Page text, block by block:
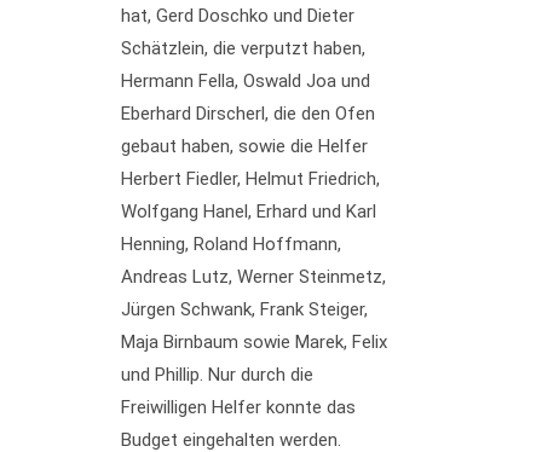
hat, Gerd Doschko und Dieter
Schätzlein, die verputzt haben,
Hermann Fella, Oswald Joa und
Eberhard Dirscherl, die den Ofen
gebaut haben, sowie die Helfer
Herbert Fiedler, Helmut Friedrich,
Wolfgang Hanel, Erhard und Karl
Henning, Roland Hoffmann,
Andreas Lutz, Werner Steinmetz,
Jürgen Schwank, Frank Steiger,
Maja Birnbaum sowie Marek, Felix
und Phillip. Nur durch die
Freiwilligen Helfer konnte das
Budget eingehalten werden.